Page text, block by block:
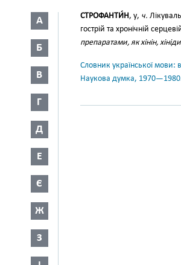
А
Б
В
Г
Д
Е
Є
Ж
З
СТРОФАНТИ́Н, у, ч.
гострій та хронічній
препаратами, як хінін,
Словник української мови:
Наукова думка,